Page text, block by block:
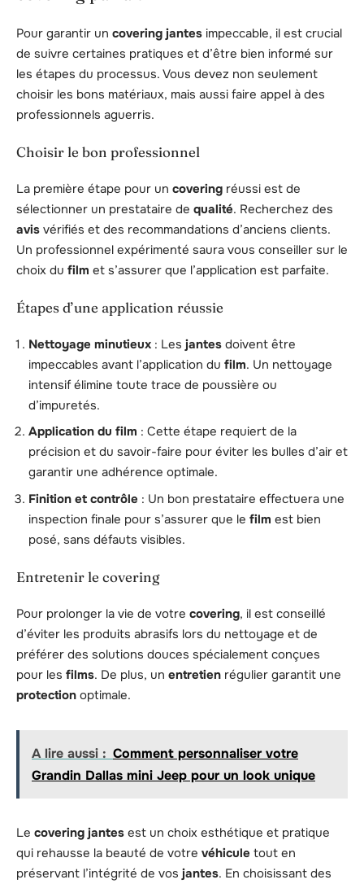
Pour garantir un covering jantes impeccable, il est crucial
de suivre certaines pratiques et d’être bien informé sur
les étapes du processus. Vous devez non seulement
choisir les bons matériaux, mais aussi faire appel à des
professionnels aguerris.
Choisir le bon professionnel
La première étape pour un covering réussi est de
sélectionner un prestataire de qualité. Recherchez des
avis vérifiés et des recommandations d’anciens clients.
Un professionnel expérimenté saura vous conseiller sur le
choix du film et s’assurer que l’application est parfaite.
Étapes d’une application réussie
Nettoyage minutieux : Les jantes doivent être
impeccables avant l’application du film. Un nettoyage
intensif élimine toute trace de poussière ou
d’impuretés.
Application du film : Cette étape requiert de la
précision et du savoir-faire pour éviter les bulles d’air et
garantir une adhérence optimale.
Finition et contrôle : Un bon prestataire effectuera une
inspection finale pour s’assurer que le film est bien
posé, sans défauts visibles.
Entretenir le covering
Pour prolonger la vie de votre covering, il est conseillé
d’éviter les produits abrasifs lors du nettoyage et de
préférer des solutions douces spécialement conçues
pour les films. De plus, un entretien régulier garantit une
protection optimale.
A lire aussi : Comment personnaliser votre
Grandin Dallas mini Jeep pour un look unique
Le covering jantes est un choix esthétique et pratique
qui rehausse la beauté de votre véhicule tout en
préservant l’intégrité de vos jantes. En choisissant des